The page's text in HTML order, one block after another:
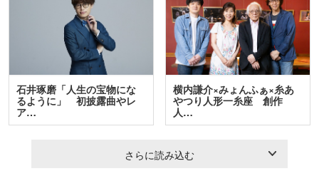
石井琢磨「人生の宝物にな
るように」 初披露曲やレ
ア…
横内謙介×みょんふぁ×糸あ
やつり人形一糸座 創作
人…
さらに読み込む